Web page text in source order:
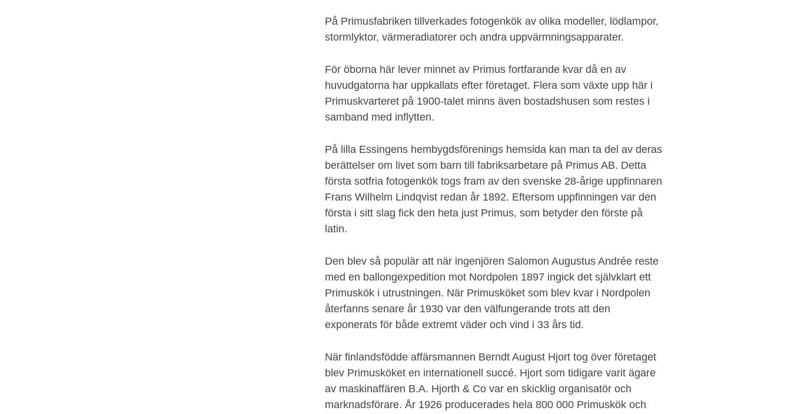
På Primusfabriken tillverkades fotogenkök av olika modeller, lödlampor,
stormlyktor, värmeradiatorer och andra uppvärmningsapparater.
För öborna här lever minnet av Primus fortfarande kvar då en av
huvudgatorna har uppkallats efter företaget. Flera som växte upp här i
Primuskvarteret på 1900-talet minns även bostadshusen som restes i
samband med inflytten.
På lilla Essingens hembygdsförenings hemsida kan man ta del av deras
berättelser om livet som barn till fabriksarbetare på Primus AB. Detta
första sotfria fotogenkök togs fram av den svenske 28-årige uppfinnaren
Frans Wilhelm Lindqvist redan år 1892. Eftersom uppfinningen var den
första i sitt slag fick den heta just Primus, som betyder den förste på
latin.
Den blev så populär att när ingenjören Salomon Augustus Andrée reste
med en ballongexpedition mot Nordpolen 1897 ingick det självklart ett
Primuskök i utrustningen. När Primusköket som blev kvar i Nordpolen
återfanns senare år 1930 var den välfungerande trots att den
exponerats för både extremt väder och vind i 33 års tid.
När finlandsfödde affärsmannen Berndt August Hjort tog över företaget
blev Primusköket en internationell succé. Hjort som tidigare varit ägare
av maskinaffären B.A. Hjorth & Co var en skicklig organisatör och
marknadsförare. År 1926 producerades hela 800 000 Primuskök och